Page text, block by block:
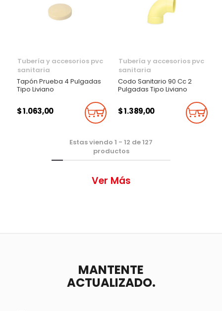
Tubería y accesorios pvc
sanitaria
Tapón Prueba 4 Pulgadas
Tipo Liviano
$ 1.063,00 Añadir Al Carrito
Tubería y accesorios pvc
sanitaria
Codo Sanitario 90 Cc 2
Pulgadas Tipo Liviano
$ 1.389,00
Estas viendo 1 - 12 de127
productos
Ver Más
MANTENTE
ACTUALIZADO.